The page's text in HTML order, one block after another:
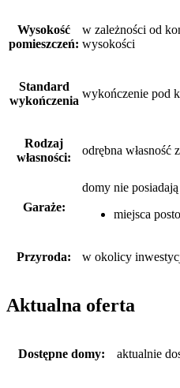
Wysokość
pomieszczeń:
w zależności od
wysokości
Standard
wykończenia
wykończenie pod
Rodzaj
własności:
odrębna własność
Garaże:
domy nie
miejsca
Przyroda: w okolicy
Aktualna oferta
Dostępne domy: aktualnie